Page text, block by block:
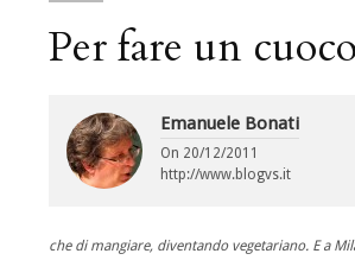
Per fare un
Emanuele Bonati
On 20/12/2011
http://www.blogvs.it
che di mangiare, diventando vegetariano. E a